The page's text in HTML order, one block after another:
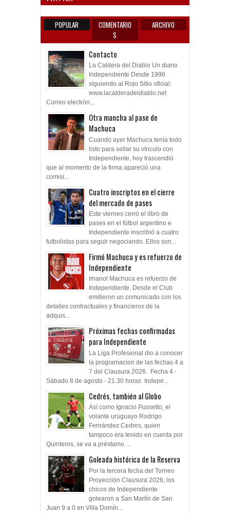
POPULAR
COMENTARIO
S
ARCHIVO
Contacto
La Caldera del Diablo Un diario
Independiente Desde 1996
siguiendo al Rojo Sitio oficial:
www.lacalderadeldiablo.net
Correo electrón...
Otra mancha al pase de
Machuca
Cuando ayer Machuca tenía todo
listo para sellar su vínculo con
Independiente, hoy trascendió
que al momento de la firma apareció una
comisi...
Cuatro inscriptos en el cierre
del mercado de pases
Este viernes cerró el libro de
pases en el fútbol argentino e
Independiente inscribió a cuatro
futbolistas para seguir negociando. Ellos son...
Firmó Machuca y es refuerzo de
Independiente
Imanol Machuca es refuerzo de
Independiente. Desde el Club
emitieron un comunicado con los
detalles contractuales y financieros de la
adquis...
Próximas fechas confirmadas
para Independiente
La Liga Profesional dio a conocer
la programacion de las fechas 4 a
7 del Clausura 2026. Fecha 4 -
Sábado 8 de agosto - 21.30 horas Indepe...
Cedrés, también al Globo
Así como Ignacio Pussetto, el
volante uruguayo Rodrigo
Fernández Cedres, quien
tampoco era tenido en cuenta por
Quinteros, se va a préstamo ...
Goleada histórica de la Reserva
Por la tercera fecha del Torneo
Proyección Clausura 2026, los
chicos de Independiente
golearon a San Martín de San
Juan 9 a 0 en Villa Domín...